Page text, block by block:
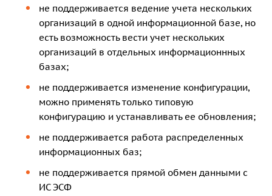
не поддерживается ведение учета нескольких
организаций в одной информационной базе, но
есть возможность вести учет нескольких
организаций в отдельных информационнных
базах;
не поддерживается изменение конфигурации,
можно применять только типовую
конфигурацию и устанавливать ее обновления;
не поддерживается работа распределенных
информационных баз;
не поддерживается прямой обмен данными с
ИС ЭСФ